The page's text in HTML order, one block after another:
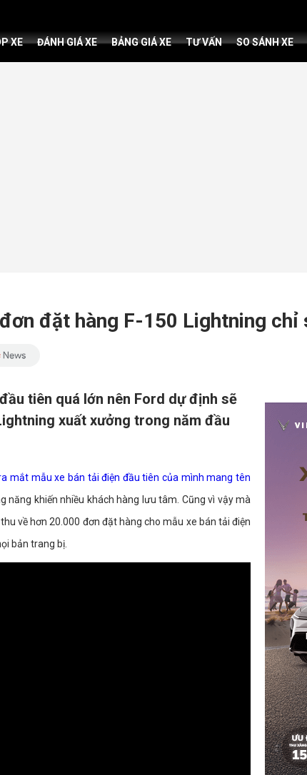
XE ĐÁNH GIÁ XE BẢNG GIÁ XE TƯ VẤN SO SÁNH XE
đặt hàng F-150 Lightning chỉ
tiên quá lớn nên Ford dự định sẽ
xuất xưởng trong năm đầu
mắt mẫu xe bán tải điện đầu tiên của mình mang tên
năng khiến nhiều khách hàng lưu tâm. Cũng vì vậy mà
về hơn 20.000 đơn đặt hàng cho mẫu xe bán tải điện
bản trang bị.